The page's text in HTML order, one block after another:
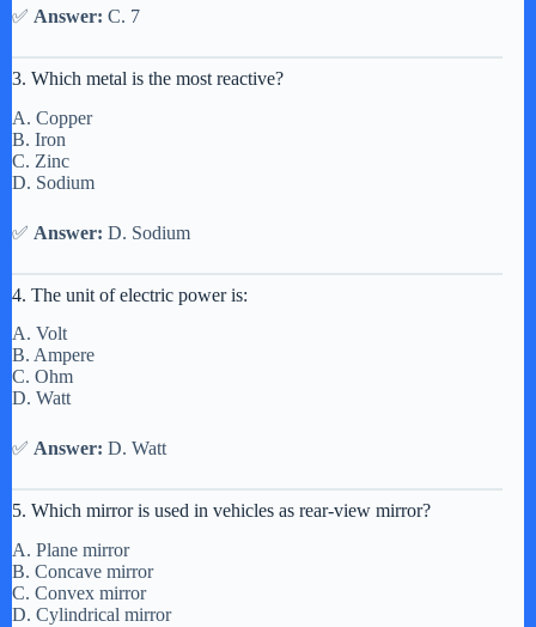
✅ Answer: C. 7
3. Which metal is the most reactive?
A. Copper
B. Iron
C. Zinc
D. Sodium
✅ Answer: D. Sodium
4. The unit of electric power is:
A. Volt
B. Ampere
C. Ohm
D. Watt
✅ Answer: D. Watt
5. Which mirror is used in vehicles as rear-view mirror?
A. Plane mirror
B. Concave mirror
C. Convex mirror
D. Cylindrical mirror